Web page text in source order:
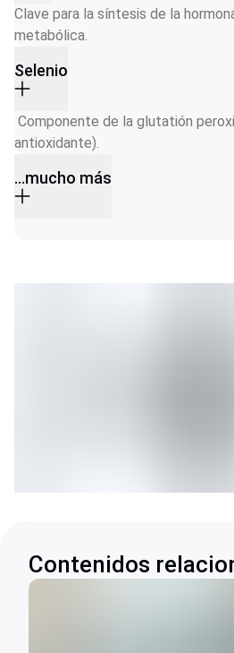
Clave para la síntesis de la
metabólica.
Selenio
antioxidante).
...mucho más
Contenidos